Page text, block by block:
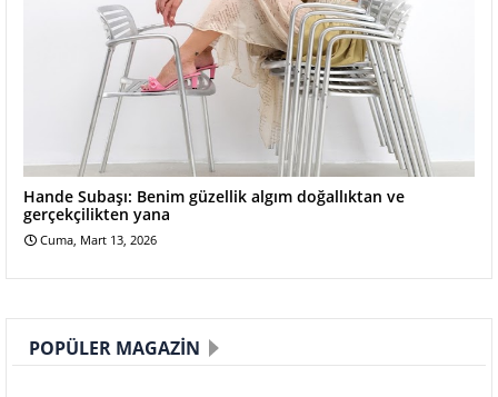
Hande Subaşı: Benim güzellik algım doğallıktan ve
gerçekçilikten yana
Cuma, Mart 13, 2026
POPÜLER MAGAZIN